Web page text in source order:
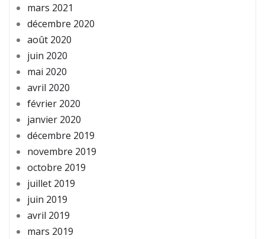
mars 2021
décembre 2020
août 2020
juin 2020
mai 2020
avril 2020
février 2020
janvier 2020
décembre 2019
novembre 2019
octobre 2019
juillet 2019
juin 2019
avril 2019
mars 2019